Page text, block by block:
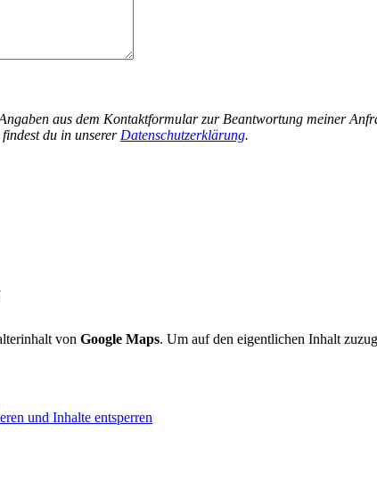
aus dem Kontaktformular zur Beantwortung meiner
du in unserer Datenschutzerklärung.
von Google Maps. Um auf den eigentlichen Inhalt
und Inhalte entsperren